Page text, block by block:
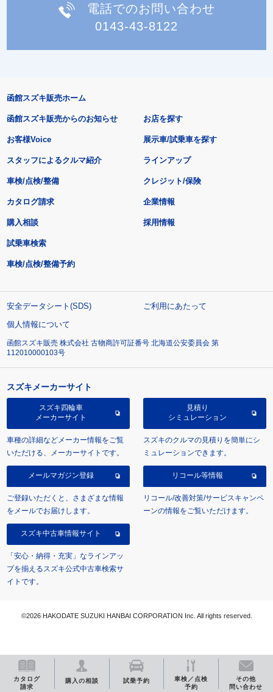
電話でのお問い合わせ
0143-43-8122
カタログ
請求
購入の相談 試乗予約
車検／点検
予約
その他
問い合わせ
函館スズキ販売ホーム
函館スズキ販売からのお知らせ
お客様Voice
スタッフによるクルマ紹介
お店を探す
展示車/試乗車を探す
ラインアップ
車検/点検/整備 クレジット/保険
カタログ請求
購入相談
試乗車検索
車検/点検/整備予約
企業情報
採用情報
安全データシート(SDS)
ご利用にあたって
個人情報について
函館スズキ販売 株式会社 古物商許可証番号 北海道公安委員会 第
112010000103号
スズキメーカーサイト
スズキ四輪車
メーカーサイト
車種の詳細などメーカー情報をご覧
いただける、メーカーサイトです。
見積り
シミュレーション
スズキのクルマの見積りを簡単にシ
ミュレーションできます。
メールマガジン登録
ご登録いただくと、さまざまな情報
をメールでお届けします。
リコール等情報
リコール/改善対策/サービスキャンペ
ーンの情報をご覧いただけます。
スズキ中古車情報サイト
「安心・納得・充実」なラインアッ
プを揃えるスズキ公式中古車検索サ
イトです。
©2026 HAKODATE SUZUKI HANBAI CORPORATION Inc. All rights reserved.